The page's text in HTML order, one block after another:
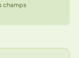
champs